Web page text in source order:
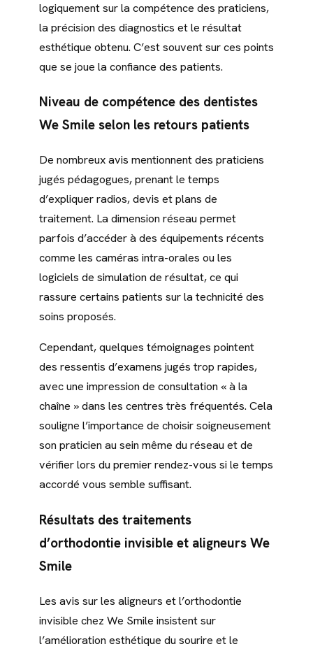
logiquement sur la compétence des praticiens,
la précision des diagnostics et le résultat
esthétique obtenu. C’est souvent sur ces points
que se joue la confiance des patients.
Niveau de compétence des dentistes
We Smile selon les retours patients
De nombreux avis mentionnent des praticiens
jugés pédagogues, prenant le temps
d’expliquer radios, devis et plans de
traitement. La dimension réseau permet
parfois d’accéder à des équipements récents
comme les caméras intra-orales ou les
logiciels de simulation de résultat, ce qui
rassure certains patients sur la technicité des
soins proposés.
Cependant, quelques témoignages pointent
des ressentis d’examens jugés trop rapides,
avec une impression de consultation « à la
chaîne » dans les centres très fréquentés. Cela
souligne l’importance de choisir soigneusement
son praticien au sein même du réseau et de
vérifier lors du premier rendez-vous si le temps
accordé vous semble suffisant.
Résultats des traitements
d’orthodontie invisible et aligneurs We
Smile
Les avis sur les aligneurs et l’orthodontie
invisible chez We Smile insistent sur
l’amélioration esthétique du sourire et le